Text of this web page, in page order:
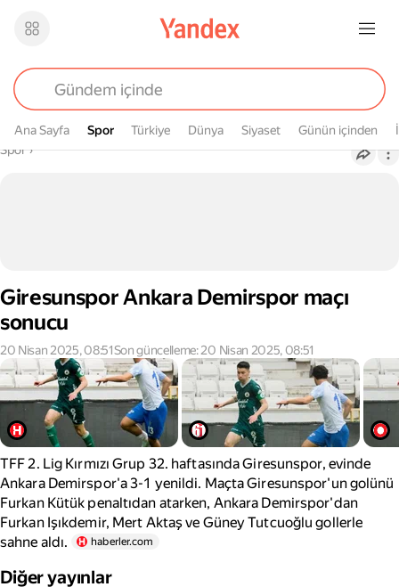
Ana Sayfa Spor
Spor Türkiye Dünya Siyaset Günün içinden
Buradasın
Spor›
Giresunspor Ankara Demirspor maçı
sonucu
20 Nisan 2025, 08:51Son güncelleme: 20 Nisan 2025, 08:51
TFF 2. Lig Kırmızı Grup 32. haftasında Giresunspor, evinde
Ankara Demirspor'a 3-1 yenildi. Maçta Giresunspor'un golünü
Furkan Kütük penaltıdan atarken, Ankara Demirspor'dan
Furkan Işıkdemir, Mert Aktaş ve Güney Tutcuoğlu gollerle
sahne aldı.
haberler.com
Diğer yayınlar